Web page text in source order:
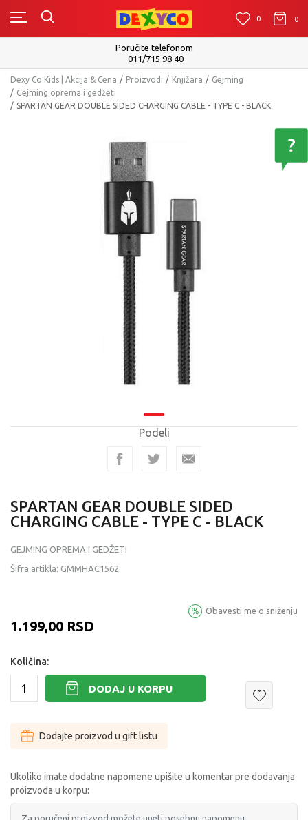
0 0 0
Poručite telefonom
011/715 98 40
Dexy Co Kids | Akcija & Cena Proizvodi Knjižara
Gejming
Gejming oprema i gedžeti
SPARTAN GEAR DOUBLE SIDED CHARGING CABLE - TYPE C - BLACK
Podeli
SPARTAN GEAR DOUBLE SIDED
CHARGING CABLE - TYPE C - BLACK
GEJMING OPREMA I GEDŽETI
Šifra artikla: GMMHAC1562
1.199,00 RSD
Obavesti me o sniženju
Količina:
DODAJ U KORPU
Dodajte proizvod u gift listu
Ukoliko imate dodatne napomene upišite u komentar pre dodavanja
proizvoda u korpu: